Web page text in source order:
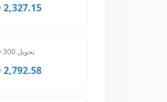
2,327.15 MAD
تحويل 300 USD
2,792.58 MAD